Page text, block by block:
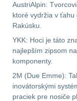
AustriAlpin:
ktoré vydržia v ťahu
Rakúsku.
YKK: Hoci je táto
najlepším zipsom
komponenty.
2M (Due Emme):
inovátorskými
praciek pre nosiče